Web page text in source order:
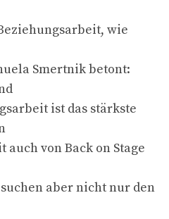
wie
Smertnik betont:
ist das stärkste
von Back on Stage
aber nicht nur den